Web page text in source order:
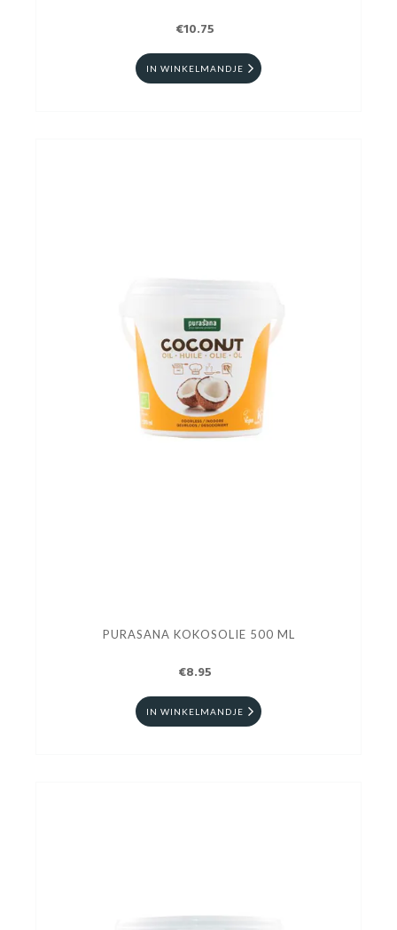
€10.75
IN WINKELMANDJE
PURASANA KOKOSOLIE 500 ML
€8.95
IN WINKELMANDJE